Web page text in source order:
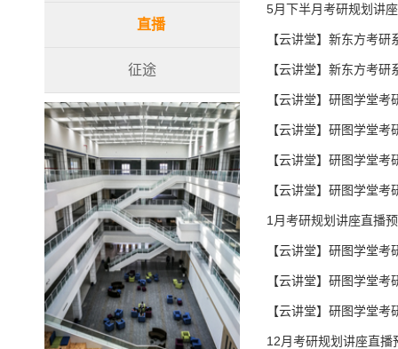
直播
征途
5月下半月考研规划讲
【云讲堂】新东方考
【云讲堂】新东方考
【云讲堂】研图学堂
【云讲堂】研图学堂
【云讲堂】研图学堂
【云讲堂】研图学堂
1月考研规划讲座直播
【云讲堂】研图学堂
【云讲堂】研图学堂
【云讲堂】研图学堂
12月考研规划讲座直播